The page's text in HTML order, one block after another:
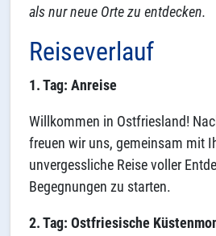
als nur neue Orte zu entdecken.
Reiseverlauf
1. Tag: Anreise
Willkommen in Ostfriesland!
freuen wir uns, gemeinsam mit
unvergessliche Reise voller
Begegnungen zu starten.
2. Tag: Ostfriesische